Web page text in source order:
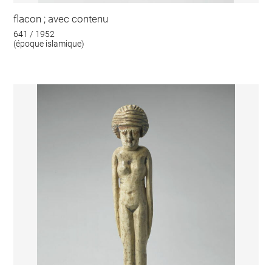
flacon ; avec contenu
641 / 1952
(époque islamique)